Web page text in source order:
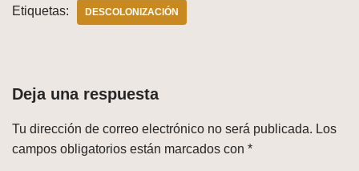
Etiquetas: DESCOLONIZACIÓN
Deja una respuesta
Tu dirección de correo electrónico no será publicada. Los
campos obligatorios están marcados con *